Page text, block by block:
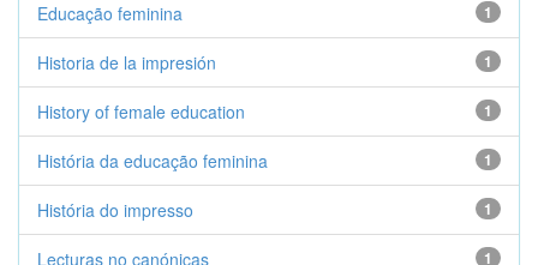
1
Educação feminina
1
Historia de la impresión
1
History of female education
1
História da educação feminina
1
História do impresso
1
Lecturas no canónicas